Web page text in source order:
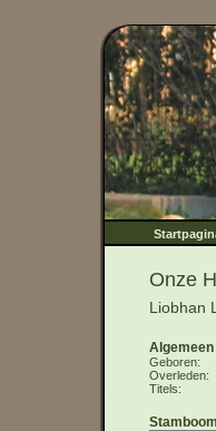
Onze
Liobhan
Algemeen
Geboren
Overleden
Titels
Stamboom